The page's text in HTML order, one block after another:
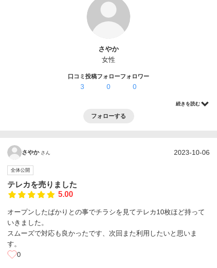
さやか
女性
口コミ投稿
3
フォロー
0
フォロワー
0
続きを読む
フォローする
さやか さん 2023-10-06
全体公開
テレカを売りました
5.00
オープンしたばかりとの事でチラシを見てテレカ10枚ほど持って
いきました。
スムーズで対応も良かったです、次回また利用したいと思いま
す。
0